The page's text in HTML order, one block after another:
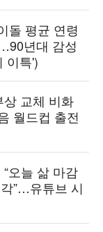
돌 평균 연령
년대 감성
이특')
교체 비화
월드컵 출전
오늘 삶 마감
”…유튜브 시